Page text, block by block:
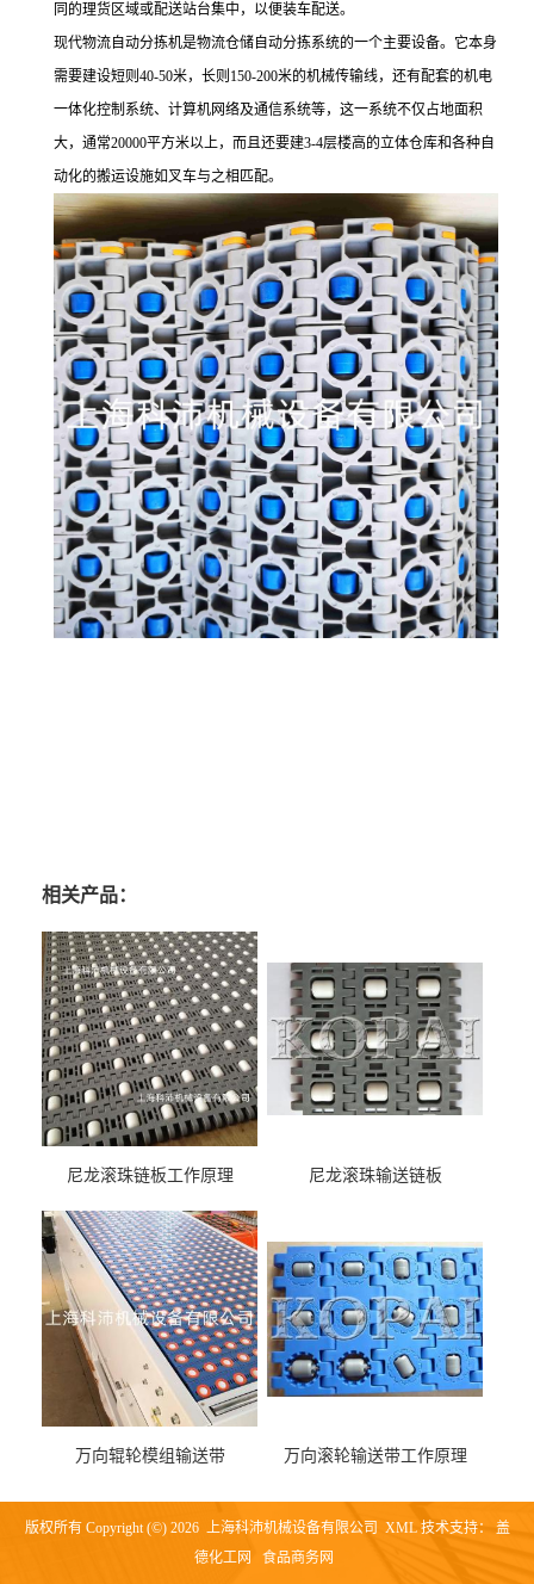
同的理货区域或配送站台集中，以便装车配送。
现代物流自动分拣机是物流仓储自动分拣系统的一个主要设备。它本身
需要建设短则40-50米，长则150-200米的机械传输线，还有配套的机电
一体化控制系统、计算机网络及通信系统等，这一系统不仅占地面积
大，通常20000平方米以上，而且还要建3-4层楼高的立体仓库和各种自
动化的搬运设施如叉车与之相匹配。
相关产品：
尼龙滚珠链板工作原理 尼龙滚珠输送链板
万向辊轮模组输送带 万向滚轮输送带工作原理
版权所有 Copyright (©) 2026 上海科沛机械设备有限公司 XML技术支持： 盖
德化工网
食品商务网